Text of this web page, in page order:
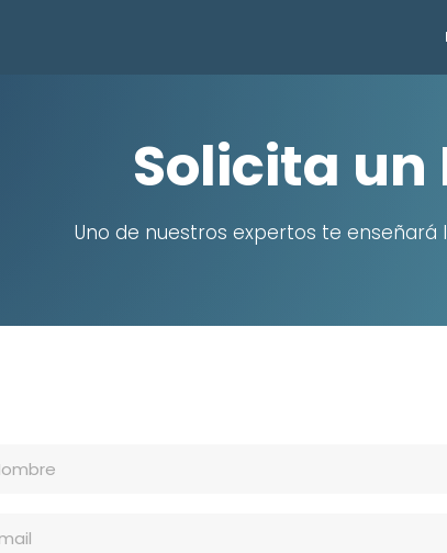
Solicita un
Uno de nuestros expertos te